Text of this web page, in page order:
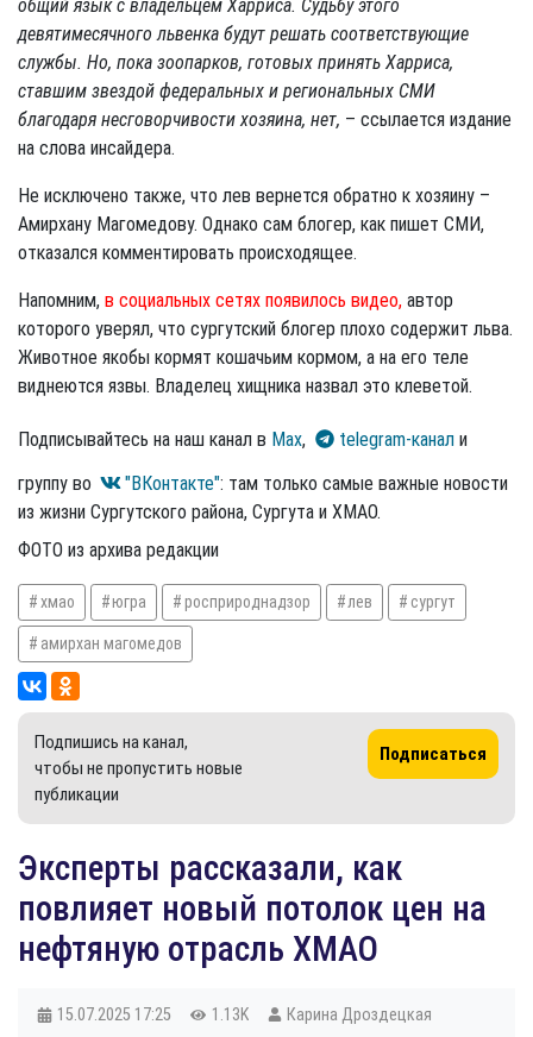
общий язык с владельцем Харриса. Судьбу этого
девятимесячного львенка будут решать соответствующие
службы. Но, пока зоопарков, готовых принять Харриса,
ставшим звездой федеральных и региональных СМИ
благодаря несговорчивости хозяина, нет, – ссылается издание
на слова инсайдера.
Не исключено также, что лев вернется обратно к хозяину –
Амирхану Магомедову. Однако сам блогер, как пишет СМИ,
отказался комментировать происходящее.
Напомним, в социальных сетях появилось видео, автор
которого уверял, что сургутский блогер плохо содержит льва.
Животное якобы кормят кошачьим кормом, а на его теле
виднеются язвы. Владелец хищника назвал это клеветой.
Подписывайтесь на наш канал в Max, telegram-канал и
группу во
"ВКонтакте": там только самые важные новости
из жизни Сургутского района, Сургута и ХМАО.
ФОТО из архива редакции
хмао югра росприроднадзор лев сургут
амирхан магомедов
Подпишись на канал,
чтобы не пропустить новые
публикации
Подписаться
Эксперты рассказали, как
повлияет новый потолок цен на
нефтяную отрасль ХМАО
15.07.2025 17:25 1.13K Карина Дроздецкая